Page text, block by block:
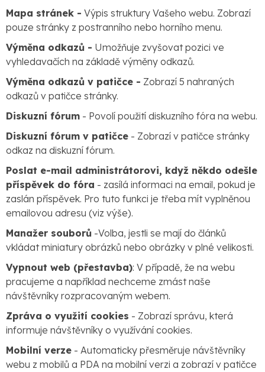
Mapa stránek - Výpis struktury Vašeho webu. Zobrazí
pouze stránky z postranního nebo horního menu.
Výměna odkazů - Umožňuje zvyšovat pozici ve
vyhledavačích na základě výměny odkazů.
Výměna odkazů v patičce - Zobrazí 5 nahraných
odkazů v patičce stránky.
Diskuzní fórum - Povolí použití diskuzního fóra na webu.
Diskuzní fórum v patičce - Zobrazí v patičce stránky
odkaz na diskuzní fórum.
Poslat e-mail administrátorovi, když někdo odešle
příspěvek do fóra - zasílá informaci na email, pokud je
zaslán příspěvek. Pro tuto funkci je třeba mít vyplněnou
emailovou adresu (viz výše).
Manažer souborů -Volba, jestli se mají do článků
vkládat miniatury obrázků nebo obrázky v plné velikosti.
Vypnout web (přestavba): V případě, že na webu
pracujeme a například nechceme zmást naše
návštěvníky rozpracovaným webem.
Zpráva o využití cookies - Zobrazí správu, která
informuje návštěvníky o využívání cookies.
Mobilní verze - Automaticky přesměruje návštěvníky
webu z mobilů a PDA na mobilní verzi a zobrazí v patičce